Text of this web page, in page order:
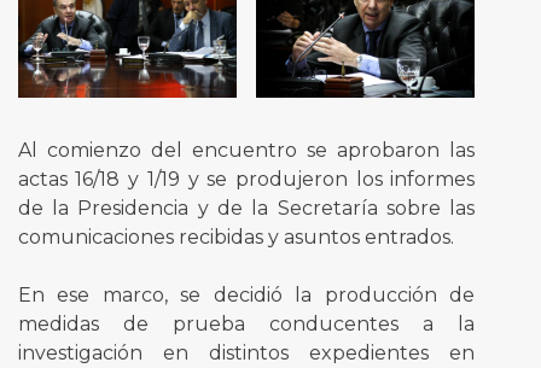
Al comienzo del encuentro se aprobaron las
actas 16/18 y 1/19 y se produjeron los informes
de la Presidencia y de la Secretaría sobre las
comunicaciones recibidas y asuntos entrados.
En ese marco, se decidió la producción de
medidas de prueba conducentes a la
investigación en distintos expedientes en